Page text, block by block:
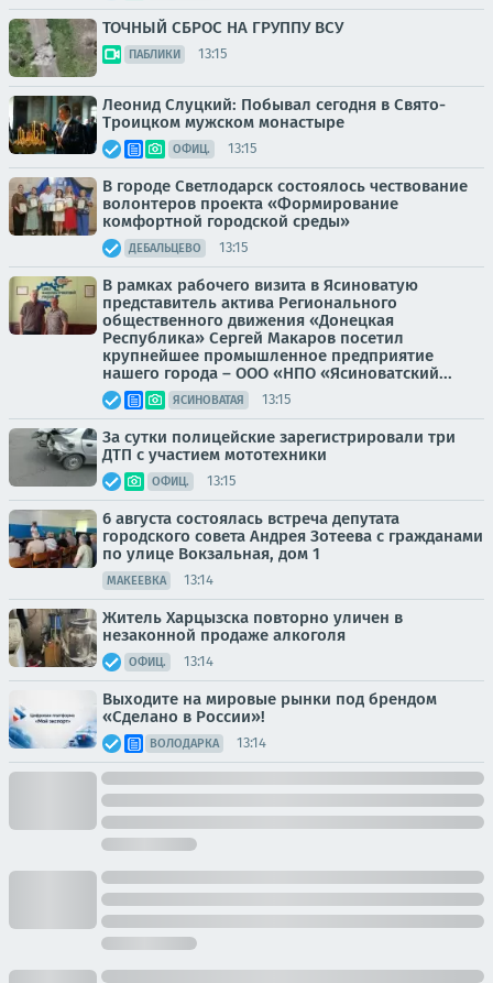
ТОЧНЫЙ СБРОС НА ГРУППУ ВСУ
ПАБЛИКИ 13:15
Леонид Слуцкий: Побывал сегодня в Свято-
Троицком мужском монастыре
ОФИЦ. 13:15
В городе Светлодарск состоялось чествование
волонтеров проекта «Формирование
комфортной городской среды»
ДЕБАЛЬЦЕВО 13:15
В рамках рабочего визита в Ясиноватую
представитель актива Регионального
общественного движения «Донецкая
Республика» Сергей Макаров посетил
крупнейшее промышленное предприятие
нашего города – ООО «НПО «Ясиноватский...
ЯСИНОВАТАЯ 13:15
За сутки полицейские зарегистрировали три
ДТП с участием мототехники
ОФИЦ. 13:15
6 августа состоялась встреча депутата
городского совета Андрея Зотеева с гражданами
по улице Вокзальная, дом 1
МАКЕЕВКА 13:14
Житель Харцызска повторно уличен в
незаконной продаже алкоголя
ОФИЦ. 13:14
Выходите на мировые рынки под брендом
«Сделано в России»!
ВОЛОДАРКА 13:14